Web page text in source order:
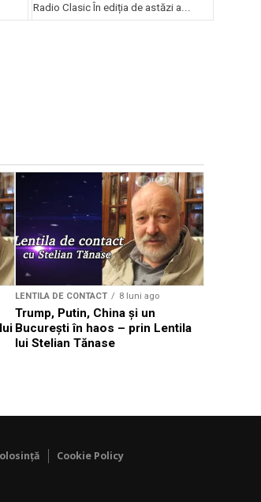
Radio Clasic În ediția de astăzi a...
LENTILA DE CONTACT 8 luni ago
Trump, Putin, China și un
București în haos – prin Lentila
lui Stelian Tănase
Cookie Policy